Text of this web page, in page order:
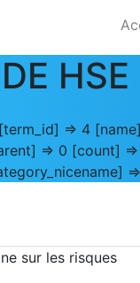
HSE
=> 4
=> 0 [count]